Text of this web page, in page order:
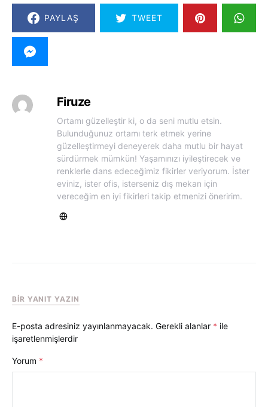
PAYLAŞ TWEET
Firuze
Ortamı güzelleştir ki, o da seni mutlu etsin.
Bulunduğunuz ortamı terk etmek yerine
güzelleştirmeyi deneyerek daha mutlu bir hayat
sürdürmek mümkün! Yaşamınızı iyileştirecek ve
renklerle dans edeceğimiz fikirler veriyorum. İster
eviniz, ister ofis, isterseniz dış mekan için
vereceğim en iyi fikirleri takip etmenizi öneririm.
BIR YANIT YAZIN
E-posta adresiniz yayınlanmayacak. Gerekli alanlar * ile
işaretlenmişlerdir
Yorum *